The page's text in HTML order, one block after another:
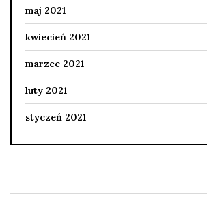
maj 2021
kwiecień 2021
marzec 2021
luty 2021
styczeń 2021